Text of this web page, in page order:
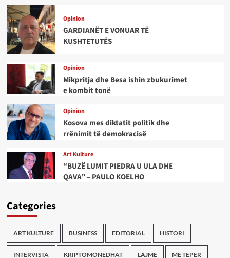
Opinion
GARDIANËT E VONUAR TË
KUSHTETUTËS
Opinion
Mikpritja dhe Besa ishin zbukurimet
e kombit tonë
Opinion
Kosova mes diktatit politik dhe
rrënimit të demokracisë
Art Kulture
“BUZË LUMIT PIEDRA U ULA DHE
QAVA” – PAULO KOELHO
Categories
ART KULTURE BUSINESS EDITORIAL HISTORI
INTERVISTA KRIPTOMONEDHAT LAJME ME TEPER